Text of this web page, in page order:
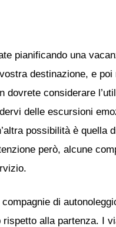
pianificando una
destinazione, e
dovrete considerare
delle escursioni
possibilità è quella
però, alcune
compagnie di
alla partenza. I